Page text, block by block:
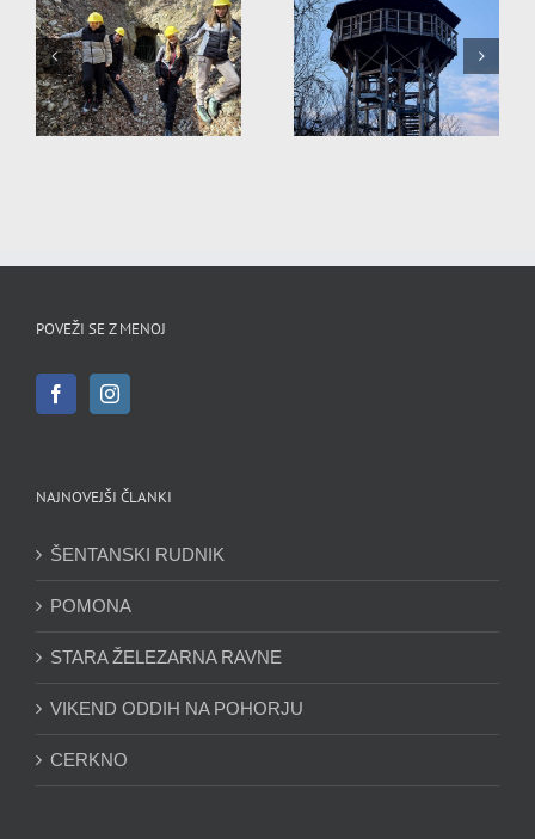
POMONA
STARA ŽELEZARNA
RAVNE
POVEŽI SE Z MENOJ
NAJNOVEJŠI ČLANKI
ŠENTANSKI RUDNIK
POMONA
STARA ŽELEZARNA RAVNE
VIKEND ODDIH NA POHORJU
CERKNO